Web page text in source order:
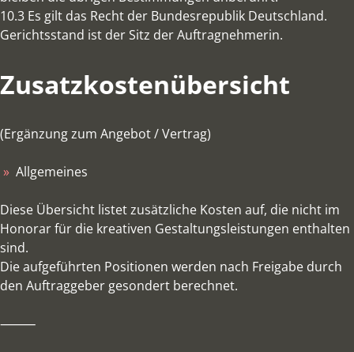
10.3 Es gilt das Recht der Bundesrepublik Deutschland.
Gerichtsstand ist der Sitz der Auftragnehmerin.
Zusatzkostenübersicht
(Ergänzung zum Angebot / Vertrag)
Allgemeines
Diese Übersicht listet zusätzliche Kosten auf, die nicht im
Honorar für die kreativen Gestaltungsleistungen enthalten
sind.
Die aufgeführten Positionen werden nach Freigabe durch
den Auftraggeber gesondert berechnet.
⸻